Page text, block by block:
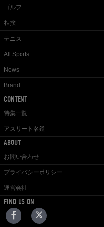
ゴルフ
相撲
テニス
All Sports
News
Brand
CONTENT
特集一覧
アスリート名鑑
ABOUT
お問い合わせ
プライバシーポリシー
運営会社
FIND US ON